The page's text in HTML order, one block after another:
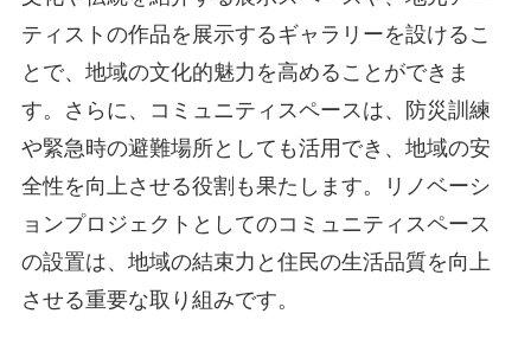
ティストの作品を展示するギャラリーを設けるこ
とで、地域の文化的魅力を高めることができま
す。さらに、コミュニティスペースは、防災訓練
や緊急時の避難場所としても活用でき、地域の安
全性を向上させる役割も果たします。リノベーシ
ョンプロジェクトとしてのコミュニティスペース
の設置は、地域の結束力と住民の生活品質を向上
させる重要な取り組みです。